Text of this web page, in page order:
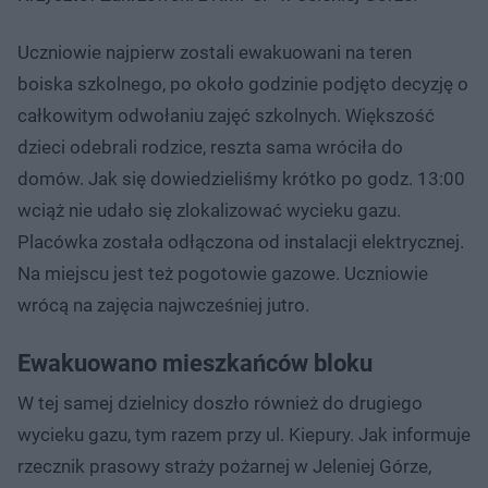
Uczniowie najpierw zostali ewakuowani na teren
boiska szkolnego, po około godzinie podjęto decyzję o
całkowitym odwołaniu zajęć szkolnych. Większość
dzieci odebrali rodzice, reszta sama wróciła do
domów. Jak się dowiedzieliśmy krótko po godz. 13:00
wciąż nie udało się zlokalizować wycieku gazu.
Placówka została odłączona od instalacji elektrycznej.
Na miejscu jest też pogotowie gazowe. Uczniowie
wrócą na zajęcia najwcześniej jutro.
Ewakuowano mieszkańców bloku
W tej samej dzielnicy doszło również do drugiego
wycieku gazu, tym razem przy ul. Kiepury. Jak informuje
rzecznik prasowy straży pożarnej w Jeleniej Górze,